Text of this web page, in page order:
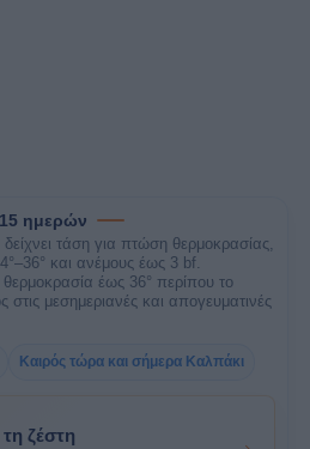
ημερών
τάση για πτώση θερμοκρασίας,
και ανέμους έως 3 bf.
έως 36° περίπου το
μεσημεριανές και απογευματινές
Καιρός τώρα και σήμερα Καλπάκι
τη ζέστη